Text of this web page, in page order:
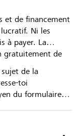
et de financement
Ni les
à payer. La
gratuitement de
de la
toi
du formulaire